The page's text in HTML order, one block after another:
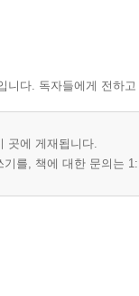
니다. 독자들에게 전하
곳에 게재됩니다.
를, 책에 대한 문의는